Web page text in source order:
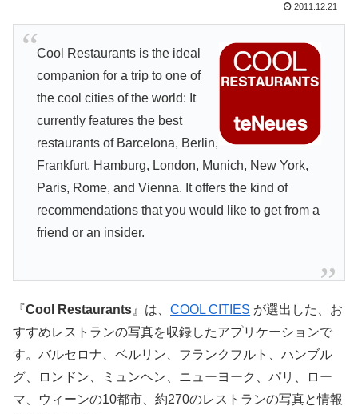
2011.12.21
Cool Restaurants is the ideal
companion for a trip to one of
the cool cities of the world: It
currently features the best
restaurants of Barcelona, Berlin,
Frankfurt, Hamburg, London, Munich, New York,
Paris, Rome, and Vienna. It offers the kind of
recommendations that you would like to get from a
friend or an insider.
『Cool Restaurants 』は、 COOL CITIES が選出した、お
すすめレストランの写真を収録したアプリケーションで
す。バルセロナ、ベルリン、フランクフルト、ハンブル
グ、ロンドン、ミュンヘン、ニューヨーク、パリ、ロー
マ、ウィーンの10都市、約270のレストランの写真と情報